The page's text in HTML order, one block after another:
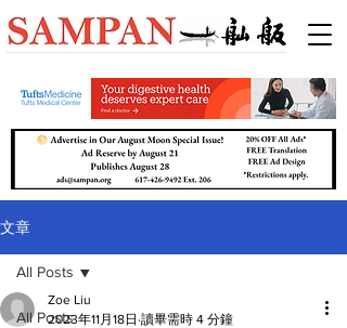
文章
All Posts
All Posts
Zoe Liu
2023年11月18日 讀畢需時 4 分鐘